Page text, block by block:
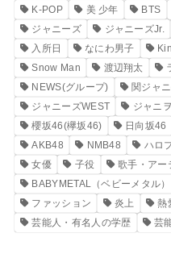
K-POP 美 少年 BTS
ジャニーズ
ジャニーズJr.
入所日
なにわ男子
Snow Man
渡辺翔太
NEWS(グループ)
関ジャ
ジャニーズWEST
ジャニ
櫻坂46(欅坂46)
日向坂46
AKB48
NMB48 ハロ
女優
子役
歌手・アー
BABYMETAL（ベビーメタル）
ファッション
炎上 熱
芸能人・有名人の学歴
芸